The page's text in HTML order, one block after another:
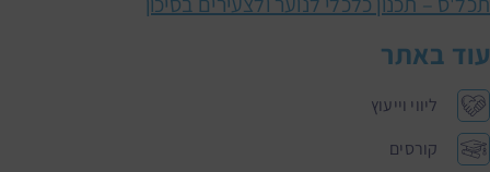
עוד באתר
ליווי וייעוץ
קורסים